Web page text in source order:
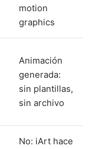
motion
graphics
Animación
generada:
sin plantillas,
sin archivo
No: iArt hace